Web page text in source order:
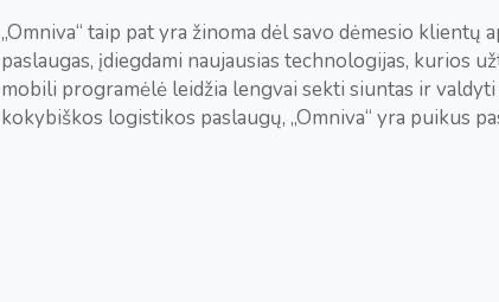
„Omniva“ taip pat yra žinoma dėl savo dėmesio
paslaugas, įdiegdami naujausias technologijas, kurios
mobili programėlė leidžia lengvai sekti siuntas ir
kokybiškos logistikos paslaugų, „Omniva“ yra puikus